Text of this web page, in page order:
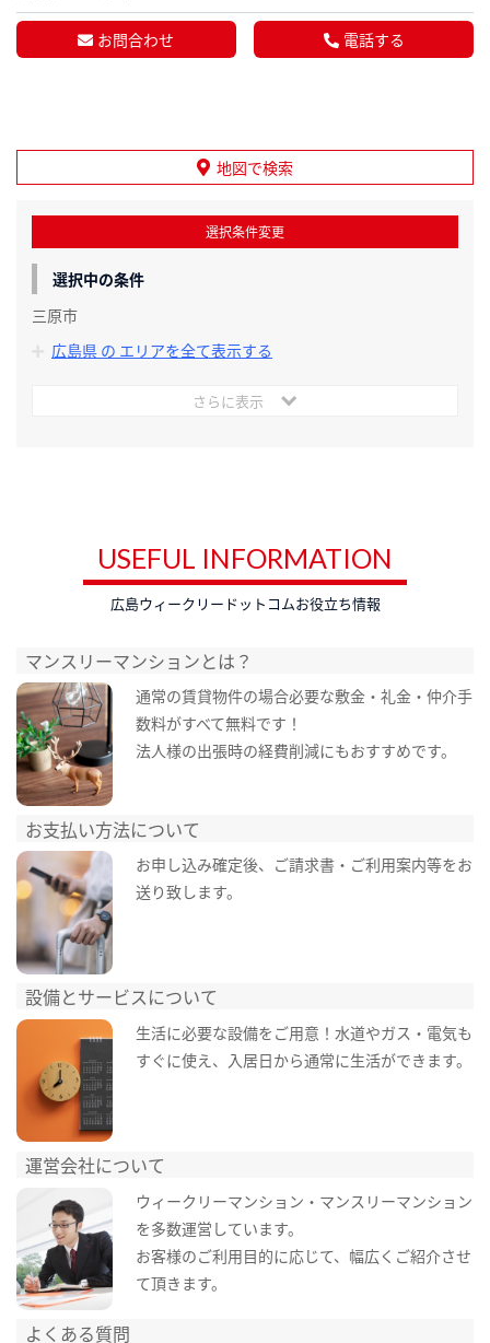
お問合わせ 電話する
地図で検索
選択条件変更
選択中の条件
三原市
広島県 の エリアを全て表示する
さらに表示
USEFUL INFORMATION
広島ウィークリードットコムお役立ち情報
マンスリーマンションとは？
通常の賃貸物件の場合必要な敷金・礼金・仲介手
数料がすべて無料です！
法人様の出張時の経費削減にもおすすめです。
お支払い方法について
お申し込み確定後、ご請求書・ご利用案内等をお
送り致します。
設備とサービスについて
生活に必要な設備をご用意！水道やガス・電気も
すぐに使え、入居日から通常に生活ができます。
運営会社について
ウィークリーマンション・マンスリーマンション
を多数運営しています。
お客様のご利用目的に応じて、幅広くご紹介させ
て頂きます。
よくある質問